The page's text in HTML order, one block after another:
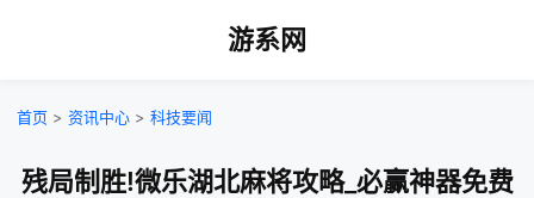
游系网
首页 > 资讯中心 > 科技要闻
残局制胜!微乐湖北麻将攻略_必赢神器免费